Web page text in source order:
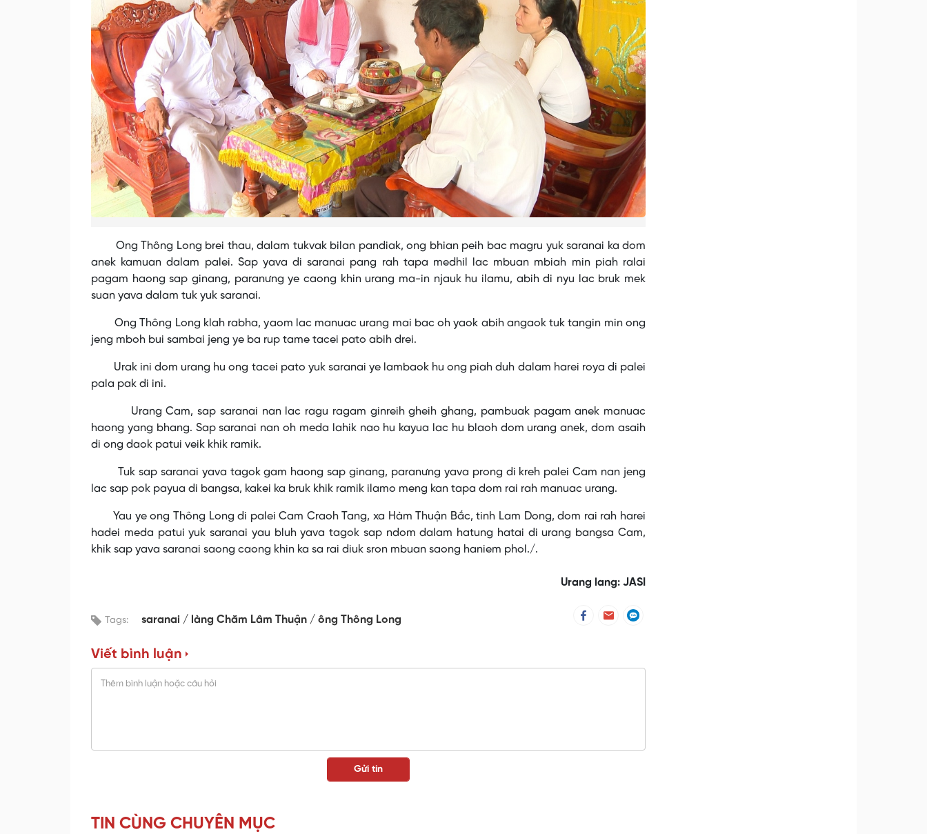
Ong Thông Long brei thau, dalam tukvak bilan pandiak, ong bhian peih bac magru yuk saranai ka dom
anek kamuan dalam palei. Sap yava di saranai pang rah tapa medhil lac mbuan mbiah min piah ralai
pagam haong sap ginang, paranưng ye caong khin urang ma-in njauk hu ilamu, abih di nyu lac bruk mek
suan yava dalam tuk yuk saranai.
Ong Thông Long klah rabha, yaom lac manuac urang mai bac oh yaok abih angaok tuk tangin min ong
jeng mboh bui sambai jeng ye ba rup tame tacei pato abih drei.
Urak ini dom urang hu ong tacei pato yuk saranai ye lambaok hu ong piah duh dalam harei roya di palei
pala pak di ini.
Urang Cam, sap saranai nan lac ragu ragam ginreih gheih ghang, pambuak pagam anek manuac
haong yang bhang. Sap saranai nan oh meda lahik nao hu kayua lac hu blaoh dom urang anek, dom asaih
di ong daok patui veik khik ramik.
Tuk sap saranai yava tagok gam haong sap ginang, paranưng yava prong di kreh palei Cam nan jeng
lac sap pok payua di bangsa, kakei ka bruk khik ramik ilamo meng kan tapa dom rai rah manuac urang.
Yau ye ong Thông Long di palei Cam Craoh Tang, xa Hàm Thuận Bắc, tinh Lam Dong, dom rai rah harei
hadei meda patui yuk saranai yau bluh yava tagok sap ndom dalam hatung hatai di urang bangsa Cam,
khik sap yava saranai saong caong khin ka sa rai diuk sron mbuan saong haniem phol./.
Urang lang: JASI
Tags: saranai làng Chăm Lâm Thuận ông Thông Long
Viết bình luận
TIN CÙNG CHUYÊN MỤC